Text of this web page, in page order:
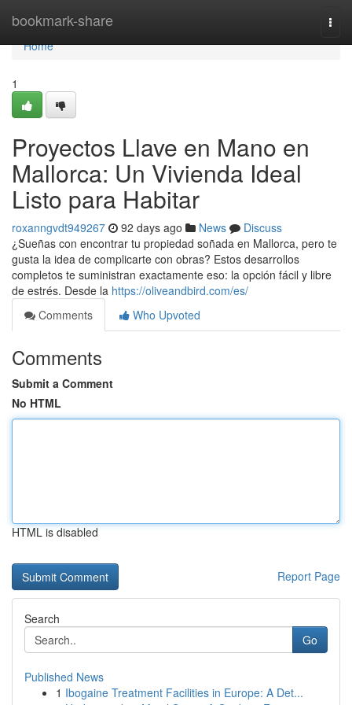
bookmark-share
Home
Home
1
Proyectos Llave en Mano en
Mallorca: Un Vivienda Ideal
Listo para Habitar
roxanngvdt949267 92 days ago News
Discuss
¿Sueñas con encontrar tu propiedad soñada en Mallorca, pero te
gusta la idea de complicarte con obras? Estos desarrollos
completos te suministran exactamente eso: la opción fácil y libre
de estrés. Desde la https://oliveandbird.com/es/
Comments
Who Upvoted
Comments
Submit a Comment
No HTML
HTML is disabled
Report Page
Search
Go
Published News
1 Ibogaine Treatment Facilities in Europe: A Det...